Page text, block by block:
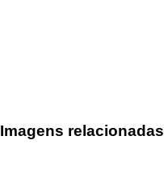
Imagens relacionadas